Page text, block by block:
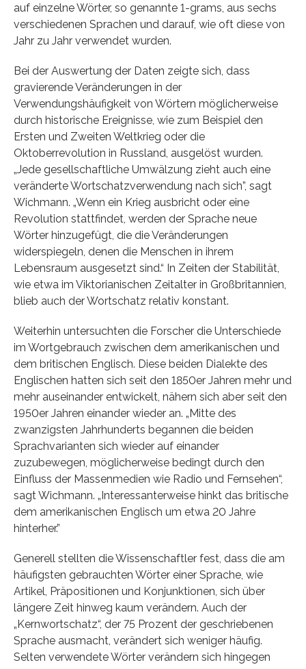
auf einzelne Wörter, so genannte 1-grams, aus sechs
verschiedenen Sprachen und darauf, wie oft diese von
Jahr zu Jahr verwendet wurden.
Bei der Auswertung der Daten zeigte sich, dass
gravierende Veränderungen in der
Verwendungshäufigkeit von Wörtern möglicherweise
durch historische Ereignisse, wie zum Beispiel den
Ersten und Zweiten Weltkrieg oder die
Oktoberrevolution in Russland, ausgelöst wurden.
„Jede gesellschaftliche Umwälzung zieht auch eine
veränderte Wortschatzverwendung nach sich”, sagt
Wichmann. „Wenn ein Krieg ausbricht oder eine
Revolution stattfindet, werden der Sprache neue
Wörter hinzugefügt, die die Veränderungen
widerspiegeln, denen die Menschen in ihrem
Lebensraum ausgesetzt sind.“ In Zeiten der Stabilität,
wie etwa im Viktorianischen Zeitalter in Großbritannien,
blieb auch der Wortschatz relativ konstant.
Weiterhin untersuchten die Forscher die Unterschiede
im Wortgebrauch zwischen dem amerikanischen und
dem britischen Englisch. Diese beiden Dialekte des
Englischen hatten sich seit den 1850er Jahren mehr und
mehr auseinander entwickelt, nähern sich aber seit den
1950er Jahren einander wieder an. „Mitte des
zwanzigsten Jahrhunderts begannen die beiden
Sprachvarianten sich wieder auf einander
zuzubewegen, möglicherweise bedingt durch den
Einfluss der Massenmedien wie Radio und Fernsehen“,
sagt Wichmann. „Interessanterweise hinkt das britische
dem amerikanischen Englisch um etwa 20 Jahre
hinterher.”
Generell stellten die Wissenschaftler fest, dass die am
häufigsten gebrauchten Wörter einer Sprache, wie
Artikel, Präpositionen und Konjunktionen, sich über
längere Zeit hinweg kaum verändern. Auch der
„Kernwortschatz“, der 75 Prozent der geschriebenen
Sprache ausmacht, verändert sich weniger häufig.
Selten verwendete Wörter verändern sich hingegen